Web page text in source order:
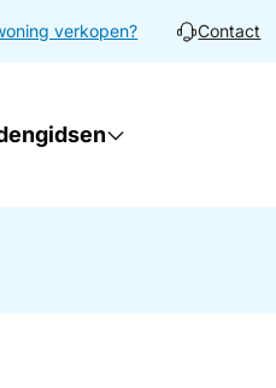
verkopen? Contact